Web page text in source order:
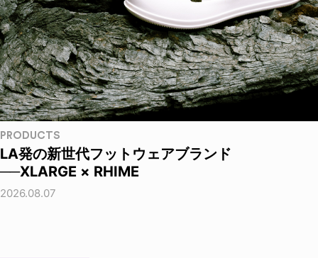
PRODUCTS
LA発の新世代フットウェアブランド
──XLARGE × RHIME
2026.08.07